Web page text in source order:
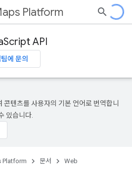
Platform
API
에 문의
텐츠를 사용자의 기본 언어로 번역합니
있습니다.
Platform 문서
Web